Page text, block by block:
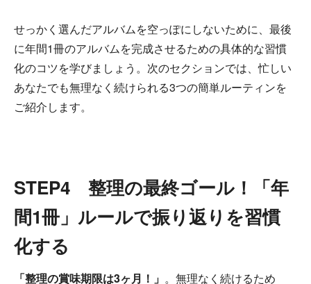
せっかく選んだアルバムを空っぽにしないために、最後
に年間1冊のアルバムを完成させるための具体的な習慣
化のコツを学びましょう。次のセクションでは、忙しい
あなたでも無理なく続けられる3つの簡単ルーティンを
ご紹介します。
STEP4 整理の最終ゴール！「年
間1冊」ルールで振り返りを習慣
化する
「整理の賞味期限は3ヶ月！」 。無理なく続けるため